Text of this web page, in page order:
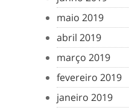
maio 2019
abril 2019
março 2019
fevereiro 2019
janeiro 2019